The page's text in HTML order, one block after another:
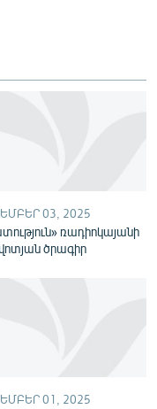
03, 2025
ռադիոկայանի
ծրագիր
01, 2025